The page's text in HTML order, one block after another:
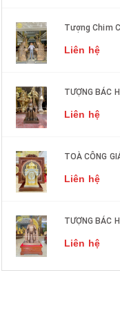
Liên hệ
Liên hệ
Liên hệ
Liên hệ